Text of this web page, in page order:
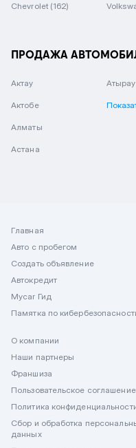
Chevrolet (162)
ПРОДАЖА
Актау
Актобе
Алматы
Астана
Атырау
Главная
Авто с пробегом
Создать объявление
Автокредит
Mycar Гид
Памятка по
О компании
Наши партнеры
Франшиза
Пользовательское соглашение
Политика
Сбор и обработка
данных